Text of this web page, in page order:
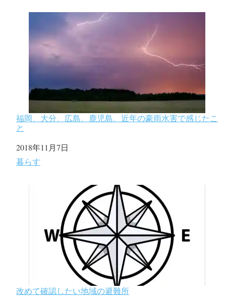
福岡、大分、広島、鹿児島、近年の豪雨水害で感じたこ
と
日付
2018年11月7日
関連理由
暮らす
改めて確認したい地域の避難所